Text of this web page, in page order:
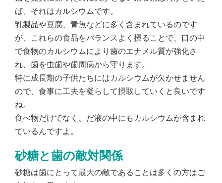
ば、それはカルシウムです。
乳製品や豆腐、青魚などに多く含まれているのです
が、これらの食品をバランスよく摂ることで、口の中
で食物のカルシウムにより歯のエナメル質が強化さ
れ、歯を虫歯や歯周病から守ります。
特に成長期の子供たちにはカルシウムが欠かせません
ので、食事に工夫を凝らして摂取していくと良いです
ね。
食べ物だけでなく、だ液の中にもカルシウムが含まれ
ているんですよ。
砂糖と歯の敵対関係
砂糖は歯にとって最大の敵であることは多くの方はご